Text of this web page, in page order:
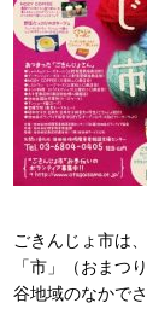
ごきんじょ市は
「市」（おまつ
谷地域のなかで